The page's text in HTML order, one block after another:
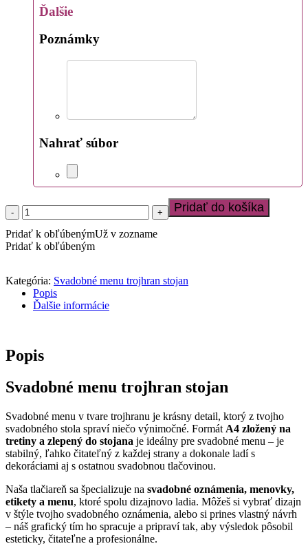
Ďalšie
Poznámky
Nahrať súbor
množstvo
Svadobné
menu
trojhran
Pridať do košíka
Pridať k obľúbenýmUž v zozname
Pridať k obľúbeným
Kategória: Svadobné menu trojhran stojan
Popis
Ďalšie informácie
Popis
Svadobné menu trojhran stojan
Svadobné menu v tvare trojhranu je krásny detail, ktorý z tvojho
svadobného stola spraví niečo výnimočné. Formát A4 zložený na
tretiny a zlepený do stojana je ideálny pre svadobné menu – je
stabilný, ľahko čitateľný z každej strany a dokonale ladí s
dekoráciami aj s ostatnou svadobnou tlačovinou.
Naša tlačiareň sa špecializuje na svadobné oznámenia, menovky,
etikety a menu, ktoré spolu dizajnovo ladia. Môžeš si vybrať dizajn
v štýle tvojho svadobného oznámenia, alebo si prines vlastný návrh
– náš grafický tím ho spracuje a pripraví tak, aby výsledok pôsobil
esteticky, čitateľne a profesionálne.